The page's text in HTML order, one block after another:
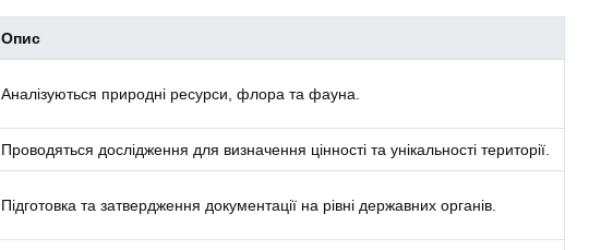
Опис
Аналізуються природні ресурси, флора та фауна.
Проводяться дослідження для визначення цінності та унікальності території.
Підготовка та затвердження документації на рівні державних органів.